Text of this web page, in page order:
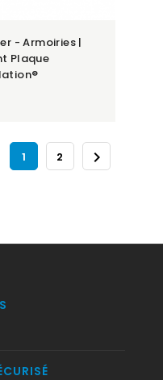
- Armoiries |
Plaque
1 2 